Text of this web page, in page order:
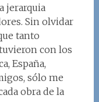
jerarquia
Sin olvidar
tanto
con los
España,
sólo me
obra de la